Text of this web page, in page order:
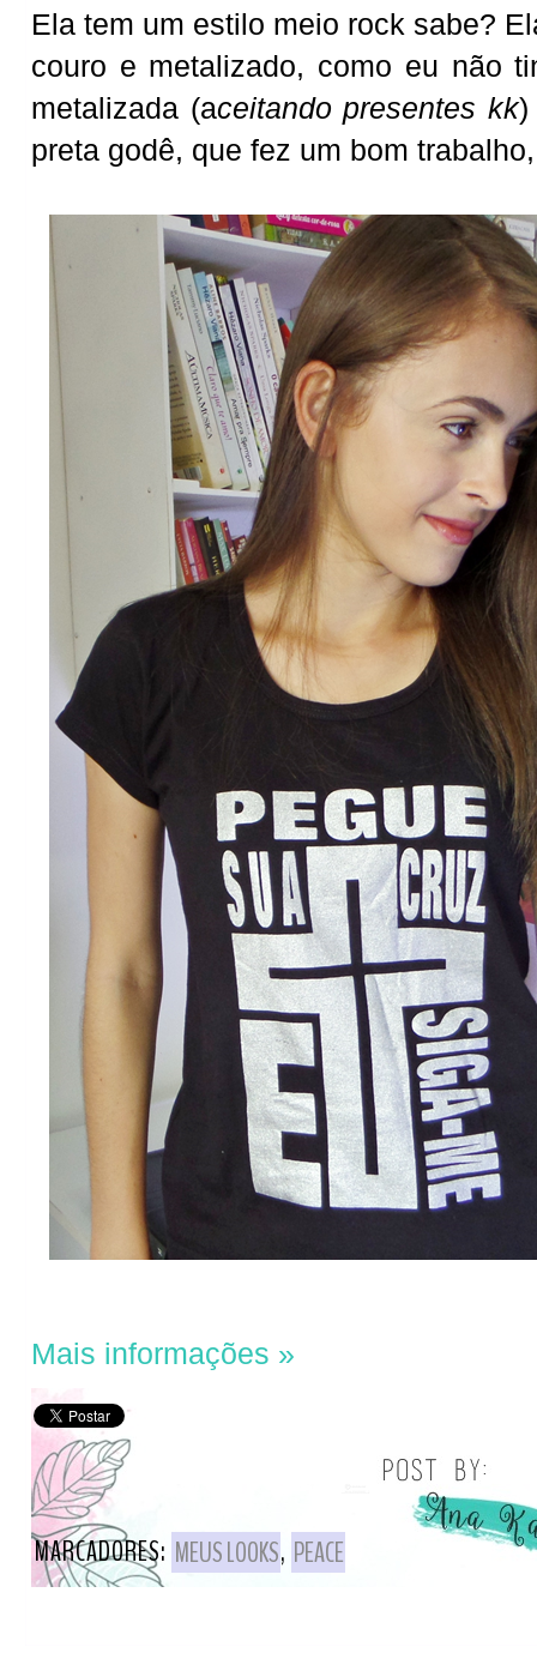
Ela tem um estilo meio rock sabe?
couro e metalizado, como eu não
metalizada (aceitando presentes kk)
preta godê, que fez um bom
Mais informações »
MARCADORES: MEUS LOOKS, PEACE